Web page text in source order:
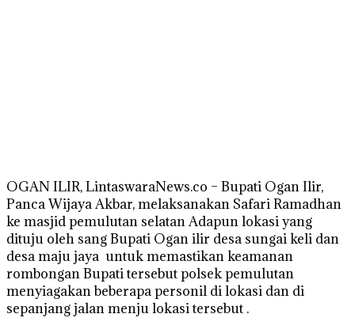
OGAN ILIR, LintaswaraNews.co – Bupati Ogan Ilir,
Panca Wijaya Akbar, melaksanakan Safari Ramadhan
ke masjid pemulutan selatan Adapun lokasi yang
dituju oleh sang Bupati Ogan ilir desa sungai keli dan
desa maju jaya untuk memastikan keamanan
rombongan Bupati tersebut polsek pemulutan
menyiagakan beberapa personil di lokasi dan di
sepanjang jalan menju lokasi tersebut .